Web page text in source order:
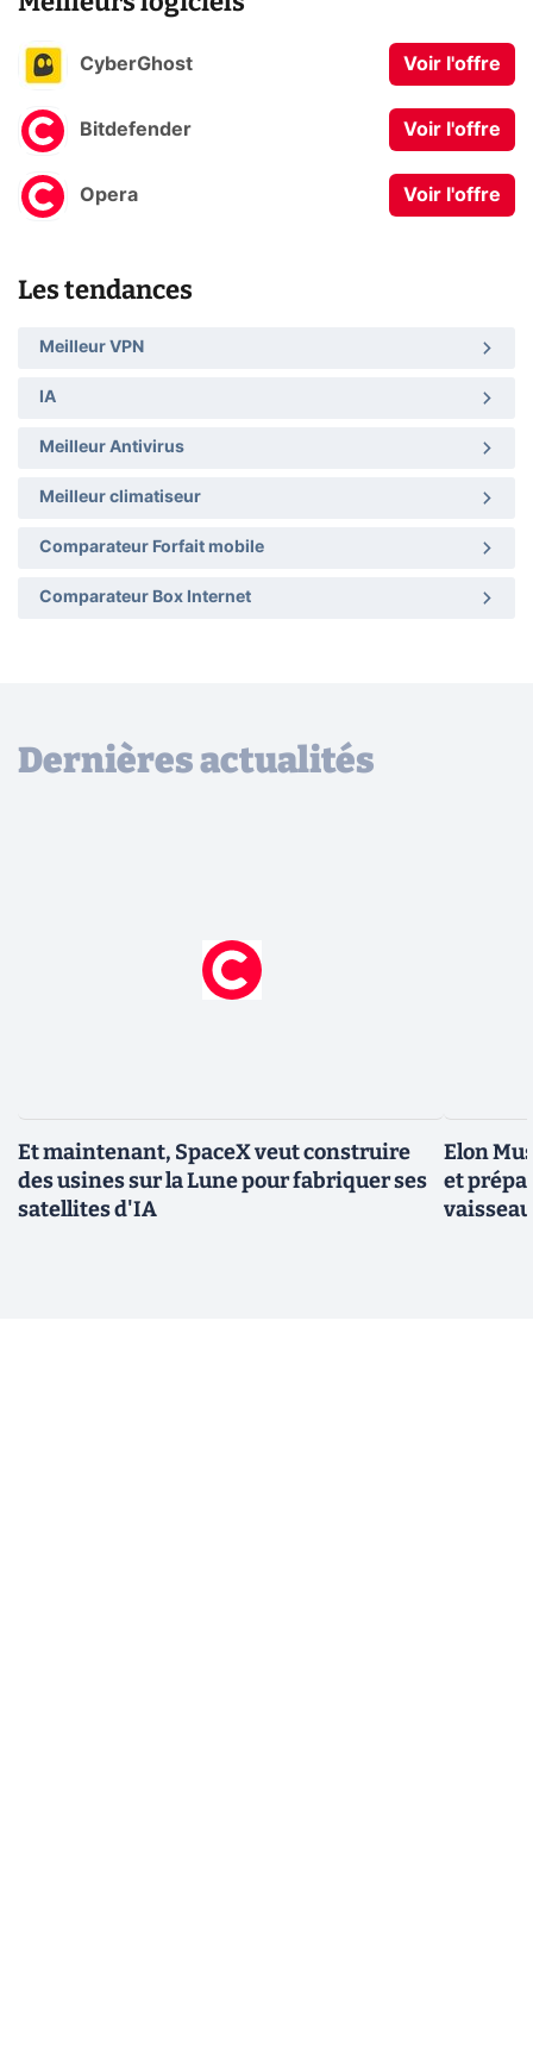
CyberGhost Voir l'offre
Bitdefender Voir l'offre
Opera Voir l'offre
Les tendances
Meilleur VPN
IA
Meilleur Antivirus
Meilleur climatiseur
Comparateur Forfait mobile
Comparateur Box Internet
Dernières actualités
Et maintenant, SpaceX veut construire
des usines sur la Lune pour fabriquer ses
satellites d'IA
Elon
et